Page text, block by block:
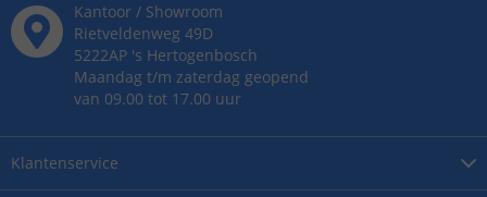
Klantenservice
Kantoor / Showroom
Rietveldenweg 49D
5222AP 's Hertogenbosch
Maandag t/m zaterdag geopend
van 09.00 tot 17.00 uur